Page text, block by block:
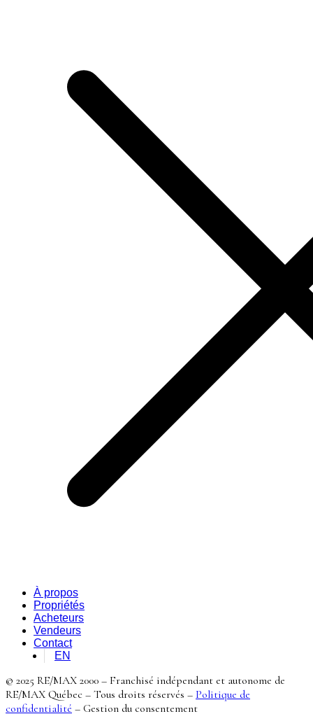
À propos
Propriétés
Acheteurs
Vendeurs
Contact
EN
© 2025 RE/MAX 2000 – Franchisé indépendant et autonome de
RE/MAX Québec – Tous droits réservés – Politique de
confidentialité – Gestion du consentement